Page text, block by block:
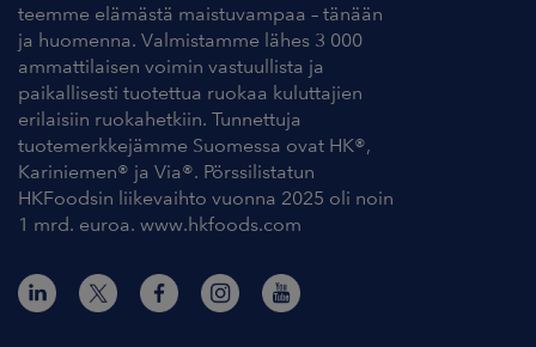
teemme elämästä maistuvampaa – tänään
ja huomenna. Valmistamme lähes 3 000
ammattilaisen voimin vastuullista ja
paikallisesti tuotettua ruokaa kuluttajien
erilaisiin ruokahetkiin. Tunnettuja
tuotemerkkejämme Suomessa ovat HK®,
Kariniemen® ja Via®. Pörssilistatun
HKFoodsin liikevaihto vuonna 2025 oli noin
1 mrd. euroa. www.hkfoods.com